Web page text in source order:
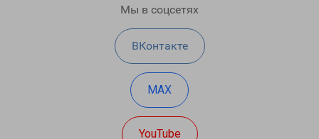
Мы в соцсетях
ВКонтакте
MAX
YouTube